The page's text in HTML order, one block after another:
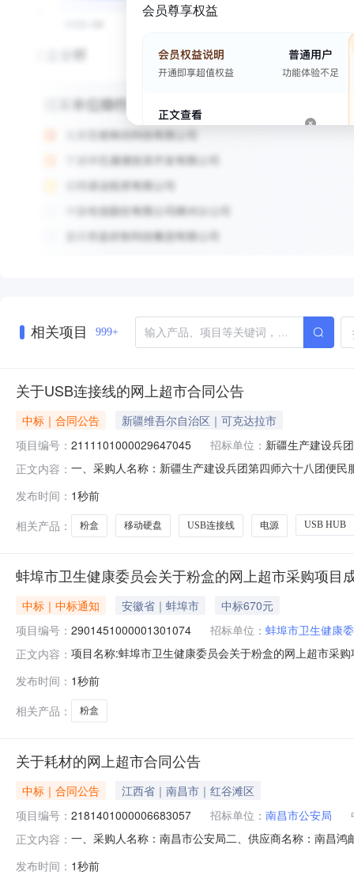
会员尊享权益
相关项目 999+
关于USB连接线的网上超市合同公告
中标｜合同公告
新疆维吾尔自治区｜可克达拉市
项目编号： 2111101000029647045 招标单位： 新疆生产建设兵
正文内容： 一、采购人名称：新疆生产建设兵团第四师六十八团便
USB3.0USB连接线毕亚兹/BIAZEUSB3.0条3.00962882
发布时间： 1秒前
相关产品：
粉盒 移动硬盘 USB连接线 电源 USB HUB
蚌埠市卫生健康委员会关于粉盒的网上超市采购项目
中标｜中标通知 安徽省｜蚌埠市
中标670元
项目编号： 2901451000001301074 招标单位： 蚌埠市卫生健康
正文内容： 项目名称:蚌埠市卫生健康委员会关于粉盒的网上超市采
位地址:/三、成交信息交易方式:议价采购成交日期:2026
发布时间： 1秒前
相关产品：
粉盒
关于耗材的网上超市合同公告
中标｜合同公告
江西省｜南昌市｜红谷滩区
项目编号： 2181401000006683057 招标单位： 南昌市公安局
正文内容： 一、采购人名称：南昌市公安局二、供应商名称：南昌
图/PantumPD-205硒鼓只3.002607802奔图CTL-2306K
发布时间： 1秒前